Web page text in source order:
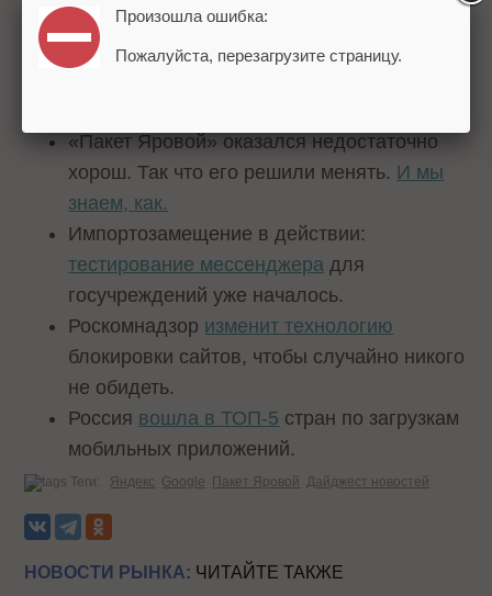
А еще
«Пакет Яровой» оказался недостаточно
хорош. Так что его решили менять. И мы
знаем, как.
Импортозамещение в действии:
тестирование мессенджера для
госучреждений уже началось.
Роскомнадзор изменит технологию
блокировки сайтов, чтобы случайно никого
не обидеть.
Россия вошла в ТОП-5 стран по загрузкам
мобильных приложений.
Теги: Яндекс Google Пакет Яровой Дайджест новостей
НОВОСТИ РЫНКА: ЧИТАЙТЕ ТАКЖЕ
Произошла ошибка:
Пожалуйста, перезагрузите страницу.